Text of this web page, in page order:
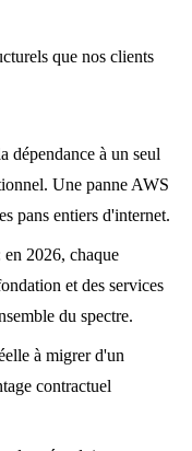
que nos clients
dépendance à un seul
Une panne AWS
pans entiers d'internet.
en 2026, chaque
et des services
du spectre.
à migrer d'un
contractuel